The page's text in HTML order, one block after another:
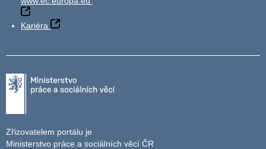
Kariéra
Zřizovatelem portálu je
Ministerstvo práce a sociálních věcí ČR